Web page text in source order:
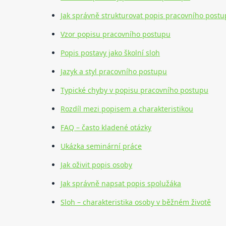
Jak správně strukturovat popis pracovního
Vzor popisu pracovního postupu
Popis postavy jako školní sloh
Jazyk a styl pracovního postupu
Typické chyby v popisu pracovního postupu
Rozdíl mezi popisem a charakteristikou
FAQ – často kladené otázky
Ukázka seminární práce
Jak oživit popis osoby
Jak správně napsat popis spolužáka
Sloh – charakteristika osoby v běžném životě